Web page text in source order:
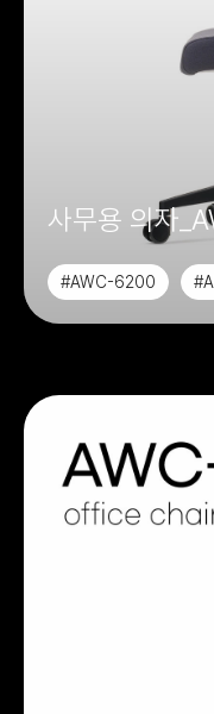
사무용 의자
#AWC-6200